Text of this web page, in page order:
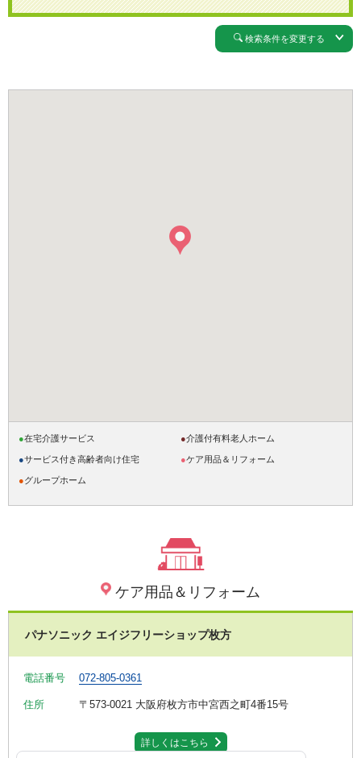
検索条件を変更する
●在宅介護サービス ●介護付有料老人ホーム
●サービス付き高齢者向け住宅 ●ケア用品＆リフォーム
●グループホーム
ケア用品＆リフォーム
パナソニック エイジフリーショップ枚方
電話番号 072-805-0361
住所 〒573-0021 大阪府枚方市中宮西之町4番15号
詳しくはこちら